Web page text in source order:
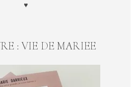
♥
: VIE DE MARIEE